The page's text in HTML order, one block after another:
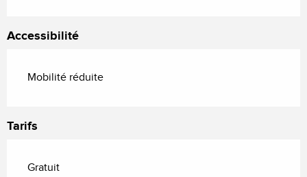
Accessibilité
Mobilité réduite
Tarifs
Gratuit